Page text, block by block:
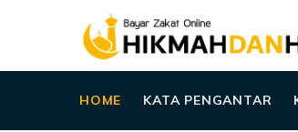
HOME KATA PENGANTAR